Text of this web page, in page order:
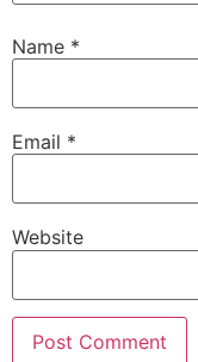
Name *
Email *
Website